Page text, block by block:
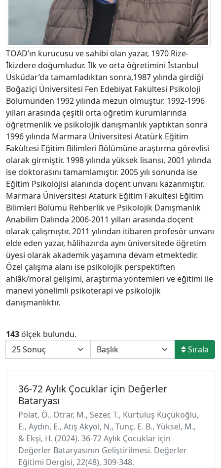
TOAD’ın kurucusu ve sahibi olan yazar, 1970 Rize-
İkizdere doğumludur. İlk ve orta öğretimini İstanbul
Üsküdar’da tamamladıktan sonra,1987 yılında girdiği
Boğaziçi Üniversitesi Fen Edebiyat Fakültesi Psikoloji
Bölümünden 1992 yılında mezun olmuştur. 1992-1996
yılları arasında çeşitli orta öğretim kurumlarında
öğretmenlik ve psikolojik danışmanlık yaptıktan sonra
1996 yılında Marmara Üniversitesi Atatürk Eğitim
Fakültesi Eğitim Bilimleri Bölümüne araştırma görevlisi
olarak girmiştir. 1998 yılında yüksek lisansı, 2001 yılında
ise doktorasını tamamlamıştır. 2005 yılı sonunda ise
Eğitim Psikolojisi alanında doçent unvanı kazanmıştır.
Marmara Üniversitesi Atatürk Eğitim Fakültesi Eğitim
Bilimleri Bölümü Rehberlik ve Psikolojik Danışmanlık
Anabilim Dalında 2006-2011 yılları arasında doçent
olarak çalışmıştır. 2011 yılından itibaren profesör unvanı
elde eden yazar, hâlihazırda aynı üniversitede öğretim
üyesi olarak akademik yaşamına devam etmektedir.
Özel çalışma alanı ise psikolojik perspektiften
ahlâk/moral gelişimi, araştırma yöntemleri ve eğitimi ile
manevi yönelimli psikoterapi ve psikolojik
danışmanlıktır.
143 ölçek bulundu.
Sırala
36-72 Aylık Çocuklar için Değerler
Bataryası
Polat, Ö., Otrar, M., Sezer, T., Kurtuluş Küçükoğlu,
E., Aydın, E., Atış Akyol, N., Tunç, E. B., Yüksel, M.,
& Ekşi, H. (2024). 36-72 Aylık Çocuklar için
Değerler Bataryasının Geliştirilmesi. Değerler
Eğitimi Dergisi, 22(48), 309-348.